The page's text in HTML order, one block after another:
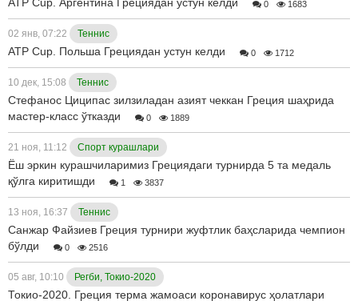
0 1683
02 янв, 07:22 Теннис
ATP Cup. Польша Грециядан устун келди 0 1712
10 дек, 15:08 Теннис
Стефанос Циципас зилзиладан азият чеккан Греция шаҳрида
мастер-класс ўтказди
0 1889
21 ноя, 11:12 Спорт курашлари
Ёш эркин курашчиларимиз Грециядаги турнирда 5 та медаль
қўлга киритишди
1 3837
13 ноя, 16:37 Теннис
Санжар Файзиев Греция турнири жуфтлик баҳсларида чемпион
бўлди
0 2516
05 авг, 10:10 Регби, Токио-2020
Токио-2020. Греция терма жамоаси коронавирус ҳолатлари